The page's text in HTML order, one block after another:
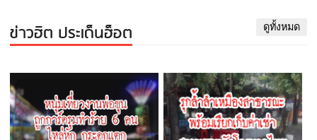
ข่าวฮิต ประเด็นฮ็อต ดูทั้งหมด